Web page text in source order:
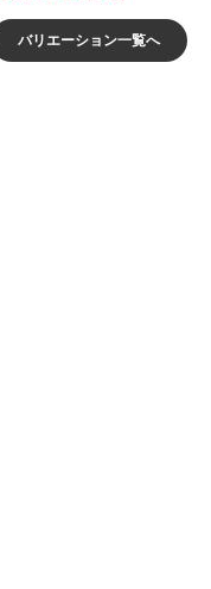
バリエーション一覧へ